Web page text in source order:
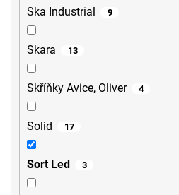
Ska Industrial 9
Skara 13
Skříňky Avice, Oliver 4
Solid 17
Sort Led 3